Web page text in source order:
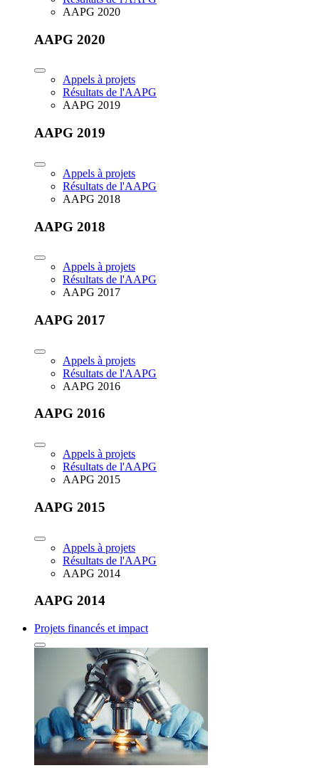
AAPG 2020
AAPG 2020
Appels à projets
Résultats de l'AAPG
AAPG 2019
AAPG 2019
Appels à projets
Résultats de l'AAPG
AAPG 2018
AAPG 2018
Appels à projets
Résultats de l'AAPG
AAPG 2017
AAPG 2017
Appels à projets
Résultats de l'AAPG
AAPG 2016
AAPG 2016
Appels à projets
Résultats de l'AAPG
AAPG 2015
AAPG 2015
Appels à projets
Résultats de l'AAPG
AAPG 2014
AAPG 2014
Projets financés et impact